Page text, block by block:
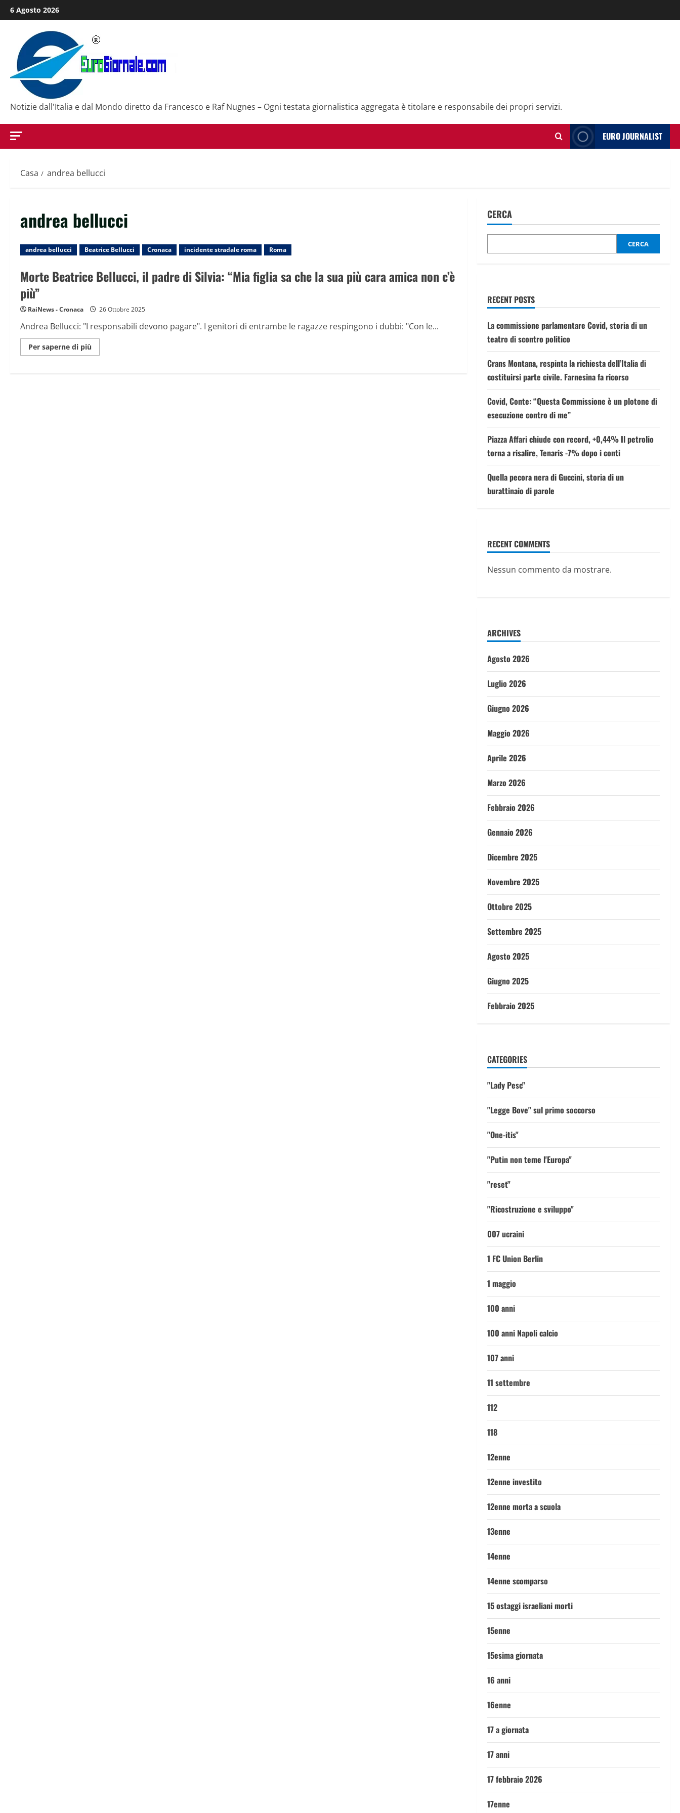
Salta
al
contenuto
6 Agosto 2026
Notizie dall'Italia e dal Mondo diretto da Francesco e Raf Nugnes – Ogni testata giornalistica aggregata è titolare e responsabile dei propri servizi.
EURO JOURNALIST
Casa andrea bellucci
andrea bellucci
andrea bellucci Beatrice Bellucci Cronaca incidente stradale roma Roma
Morte Beatrice Bellucci, il padre di Silvia: “Mia figlia sa che la sua più cara amica non c’è
più”
RaiNews - Cronaca 26 Ottobre 2025
Andrea Bellucci: "I responsabili devono pagare". I genitori di entrambe le ragazze respingono i dubbi: "Con le...
Per saperne di più
informazioni
CERCA
CERCA
RECENT POSTS
La commissione parlamentare Covid, storia di un
teatro di scontro politico
Crans Montana, respinta la richiesta dell’Italia di
costituirsi parte civile. Farnesina fa ricorso
Covid, Conte: “Questa Commissione è un plotone di
esecuzione contro di me”
Piazza Affari chiude con record, +0,44% Il petrolio
torna a risalire, Tenaris -7% dopo i conti
Quella pecora nera di Guccini, storia di un
burattinaio di parole
RECENT COMMENTS
Nessun commento da mostrare.
ARCHIVES
Agosto 2026
Luglio 2026
Giugno 2026
Maggio 2026
Aprile 2026
Marzo 2026
Febbraio 2026
Gennaio 2026
Dicembre 2025
Novembre 2025
Ottobre 2025
Settembre 2025
Agosto 2025
Giugno 2025
Febbraio 2025
CATEGORIES
"Lady Pesc"
"Legge Bove" sul primo soccorso
"One-itis"
"Putin non teme l'Europa"
"reset"
"Ricostruzione e sviluppo"
007 ucraini
1 FC Union Berlin
1 maggio
100 anni
100 anni Napoli calcio
107 anni
11 settembre
112
118
12enne
12enne investito
12enne morta a scuola
13enne
14enne
14enne scomparso
15 ostaggi israeliani morti
15enne
15esima giornata
16 anni
16enne
17 a giornata
17 anni
17 febbraio 2026
17enne